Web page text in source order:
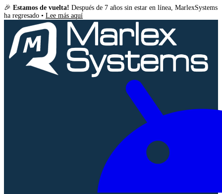
🎉 Estamos de vuelta! Después de 7 años sin estar en línea, MarlexSystems
ha regresado • Lee más aquí